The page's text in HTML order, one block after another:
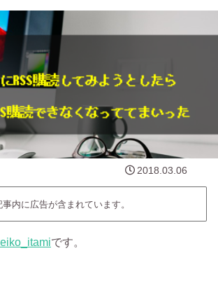
2018.03.06
事内に広告が含まれています。
です。